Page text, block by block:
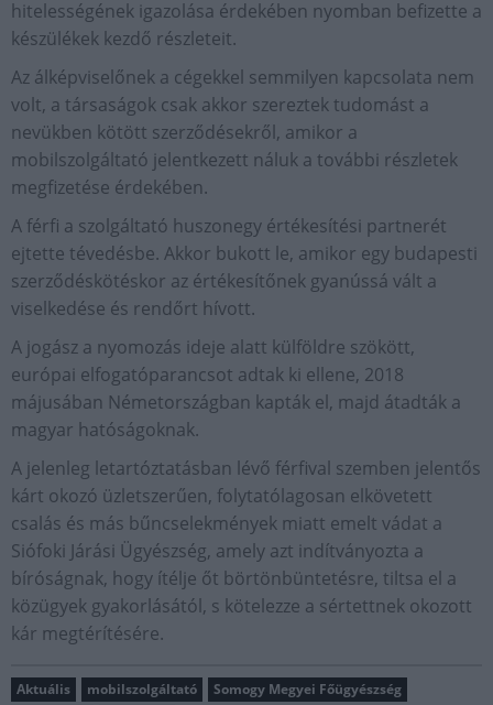
hitelességének igazolása érdekében nyomban befizette a
készülékek kezdő részleteit.
Az álképviselőnek a cégekkel semmilyen kapcsolata nem
volt, a társaságok csak akkor szereztek tudomást a
nevükben kötött szerződésekről, amikor a
mobilszolgáltató jelentkezett náluk a további részletek
megfizetése érdekében.
A férfi a szolgáltató huszonegy értékesítési partnerét
ejtette tévedésbe. Akkor bukott le, amikor egy budapesti
szerződéskötéskor az értékesítőnek gyanússá vált a
viselkedése és rendőrt hívott.
A jogász a nyomozás ideje alatt külföldre szökött,
európai elfogatóparancsot adtak ki ellene, 2018
májusában Németországban kapták el, majd átadták a
magyar hatóságoknak.
A jelenleg letartóztatásban lévő férfival szemben jelentős
kárt okozó üzletszerűen, folytatólagosan elkövetett
csalás és más bűncselekmények miatt emelt vádat a
Siófoki Járási Ügyészség, amely azt indítványozta a
bíróságnak, hogy ítélje őt börtönbüntetésre, tiltsa el a
közügyek gyakorlásától, s kötelezze a sértettnek okozott
kár megtérítésére.
Aktuális mobilszolgáltató
Somogy Megyei Főügyészség